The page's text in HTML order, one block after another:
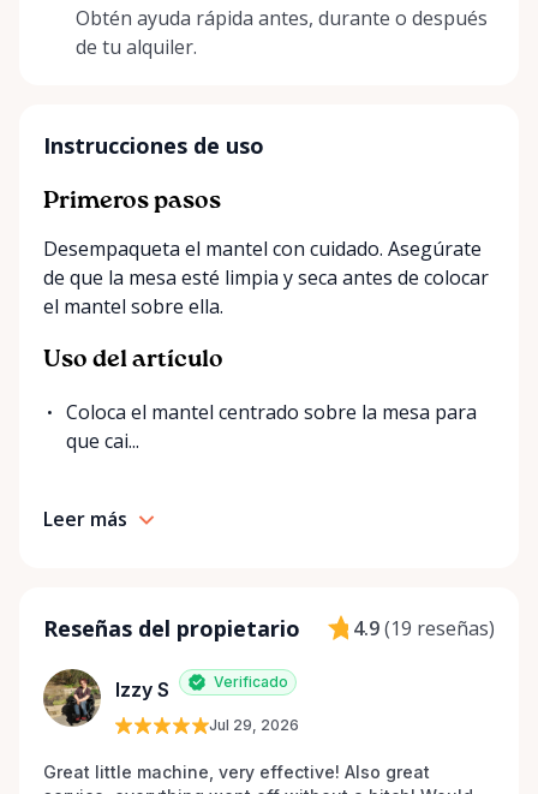
Obtén ayuda rápida antes, durante o después
de tu alquiler.
Instrucciones de uso
Primeros pasos
Desempaqueta el mantel con cuidado. Asegúrate
de que la mesa esté limpia y seca antes de colocar
el mantel sobre ella.
Uso del artículo
Coloca el mantel centrado sobre la mesa para
que cai...
Leer más
Reseñas del propietario 4.9(19 reseñas)
Izzy S Verificado
Jul 29, 2026
Great little machine, very effective! Also great